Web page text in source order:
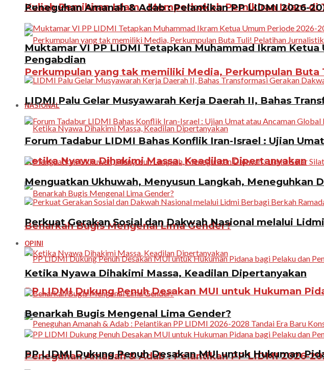
Kuliah Pemikiran Islam : Memperkokoh Pemikiran Islam di
Perkumpulan yang tak memiliki Media, Perkumpulan
NASIONAL
Ketika Nyawa Dihakimi Massa, Keadilan Dipertanyakan
Benarkah Bugis Mengenal Lima Gender?
PP LIDMI Dukung Penuh Desakan MUI untuk Hukuman
Peneguhan Amanah & Adab : Pelantikan PP LIDMI 2026-
Peneguhan Amanah & Adab : Pelantikan PP LIDMI 2026-
Muktamar VI PP LIDMI Tetapkan Muhammad Ikram
Pengabdian
LIDMI Palu Gelar Musyawarah Kerja Daerah II, Bahas
Forum Tadabur LIDMI Bahas Konflik Iran-Israel : Ujian
Menguatkan Ukhuwah, Menyusun Langkah, Meneguhkan
Perkuat Gerakan Sosial dan Dakwah Nasional melalui
OPINI
Ketika Nyawa Dihakimi Massa, Keadilan Dipertanyakan
Benarkah Bugis Mengenal Lima Gender?
PP LIDMI Dukung Penuh Desakan MUI untuk Hukuman